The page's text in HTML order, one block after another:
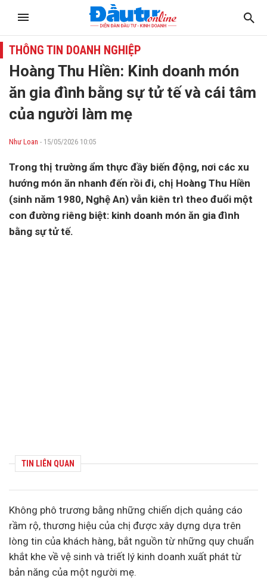
THÔNG TIN DOANH NGHIỆP
Hoàng Thu Hiền: Kinh doanh món
ăn gia đình bằng sự tử tế và cái tâm
của người làm mẹ
Như Loan - 15/05/2026 10:05
Trong thị trường ẩm thực đầy biến động, nơi các xu
hướng món ăn nhanh đến rồi đi, chị Hoàng Thu Hiền
(sinh năm 1980, Nghệ An) vẫn kiên trì theo đuổi một
con đường riêng biệt: kinh doanh món ăn gia đình
bằng sự tử tế.
TIN LIÊN QUAN
Không phô trương bằng những chiến dịch quảng cáo
rầm rộ, thương hiệu của chị được xây dựng dựa trên
lòng tin của khách hàng, bắt nguồn từ những quy chuẩn
khắt khe về vệ sinh và triết lý kinh doanh xuất phát từ
bản năng của một người mẹ.